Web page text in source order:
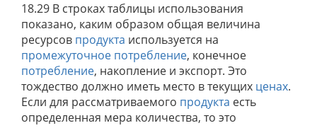
18.29 В строках таблицы использования
показано, каким образом общая величина
ресурсов продукта используется на
промежуточное потребление, конечное
потребление, накопление и экспорт. Это
тождество должно иметь место в текущих ценах.
Если для рассматриваемого продукта есть
определенная мера количества, то это